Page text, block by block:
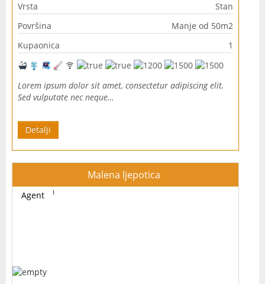
Vrsta
Stan
Površina
Manje od 50m2
Kupaonica
1
Lorem ipsum dolor sit amet, consectetur adipiscing elit.
Sed vulputate nec neque…
Detalji
Malena ljepotica
Agent